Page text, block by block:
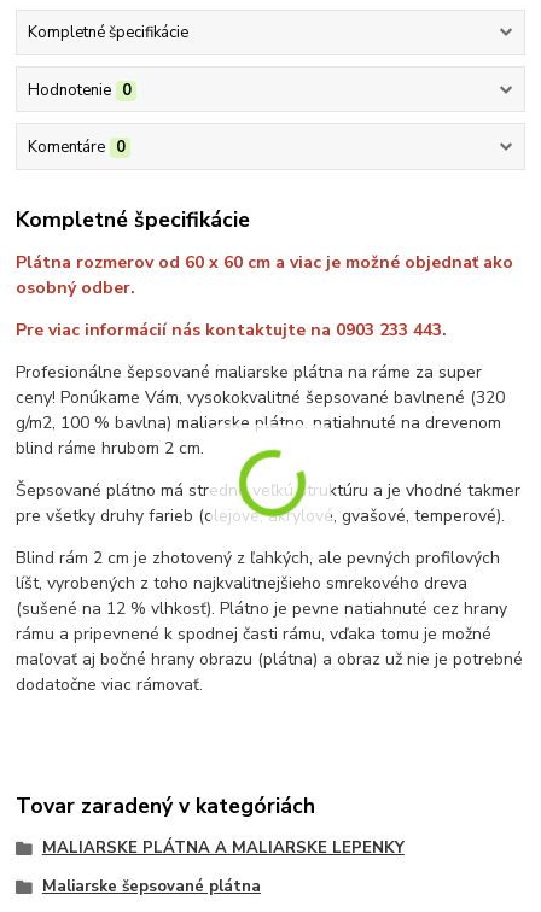
Kompletné špecifikácie
Hodnotenie 0
Komentáre 0
Kompletné špecifikácie
Plátna rozmerov od 60 x 60 cm a viac je možné objednať ako
osobný odber.
Pre viac informácií nás kontaktujte na 0903 233 443.
Profesionálne šepsované maliarske plátna na ráme za super
ceny! Ponúkame Vám, vysokokvalitné šepsované bavlnené (320
g/m2, 100 % bavlna) maliarske plátno, natiahnuté na drevenom
blind ráme hrubom 2 cm.
Šepsované plátno má stredne veľkú štruktúru a je vhodné takmer
pre všetky druhy farieb (olejové, akrylové, gvašové, temperové).
Blind rám 2 cm je zhotovený z ľahkých, ale pevných profilových
líšt, vyrobených z toho najkvalitnejšieho smrekového dreva
(sušené na 12 % vlhkosť). Plátno je pevne natiahnuté cez hrany
rámu a pripevnené k spodnej časti rámu, vďaka tomu je možné
maľovať aj bočné hrany obrazu (plátna) a obraz už nie je potrebné
dodatočne viac rámovať.
Tovar zaradený v kategóriách
MALIARSKE PLÁTNA A MALIARSKE LEPENKY
Maliarske šepsované plátna